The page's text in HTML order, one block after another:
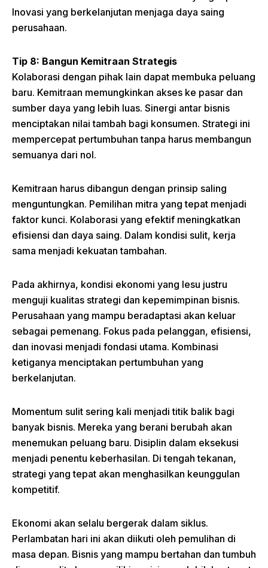
Inovasi yang berkelanjutan menjaga daya saing
perusahaan.
Tip 8: Bangun Kemitraan Strategis
Kolaborasi dengan pihak lain dapat membuka peluang
baru. Kemitraan memungkinkan akses ke pasar dan
sumber daya yang lebih luas. Sinergi antar bisnis
menciptakan nilai tambah bagi konsumen. Strategi ini
mempercepat pertumbuhan tanpa harus membangun
semuanya dari nol.
Kemitraan harus dibangun dengan prinsip saling
menguntungkan. Pemilihan mitra yang tepat menjadi
faktor kunci. Kolaborasi yang efektif meningkatkan
efisiensi dan daya saing. Dalam kondisi sulit, kerja
sama menjadi kekuatan tambahan.
Pada akhirnya, kondisi ekonomi yang lesu justru
menguji kualitas strategi dan kepemimpinan bisnis.
Perusahaan yang mampu beradaptasi akan keluar
sebagai pemenang. Fokus pada pelanggan, efisiensi,
dan inovasi menjadi fondasi utama. Kombinasi
ketiganya menciptakan pertumbuhan yang
berkelanjutan.
Momentum sulit sering kali menjadi titik balik bagi
banyak bisnis. Mereka yang berani berubah akan
menemukan peluang baru. Disiplin dalam eksekusi
menjadi penentu keberhasilan. Di tengah tekanan,
strategi yang tepat akan menghasilkan keunggulan
kompetitif.
Ekonomi akan selalu bergerak dalam siklus.
Perlambatan hari ini akan diikuti oleh pemulihan di
masa depan. Bisnis yang mampu bertahan dan tumbuh